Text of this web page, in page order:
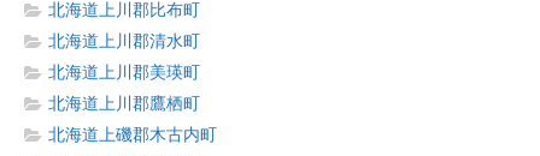
北海道上川郡比布町
北海道上川郡清水町
北海道上川郡美瑛町
北海道上川郡鷹栖町
北海道上磯郡木古内町